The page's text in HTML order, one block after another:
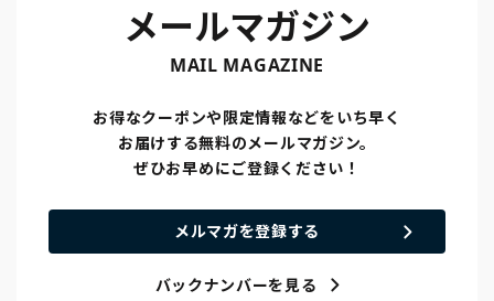
メールマガジン
MAIL MAGAZINE
お得なクーポンや限定情報などをいち早く
お届けする無料のメールマガジン。
ぜひお早めにご登録ください！
メルマガを登録する
バックナンバーを見る